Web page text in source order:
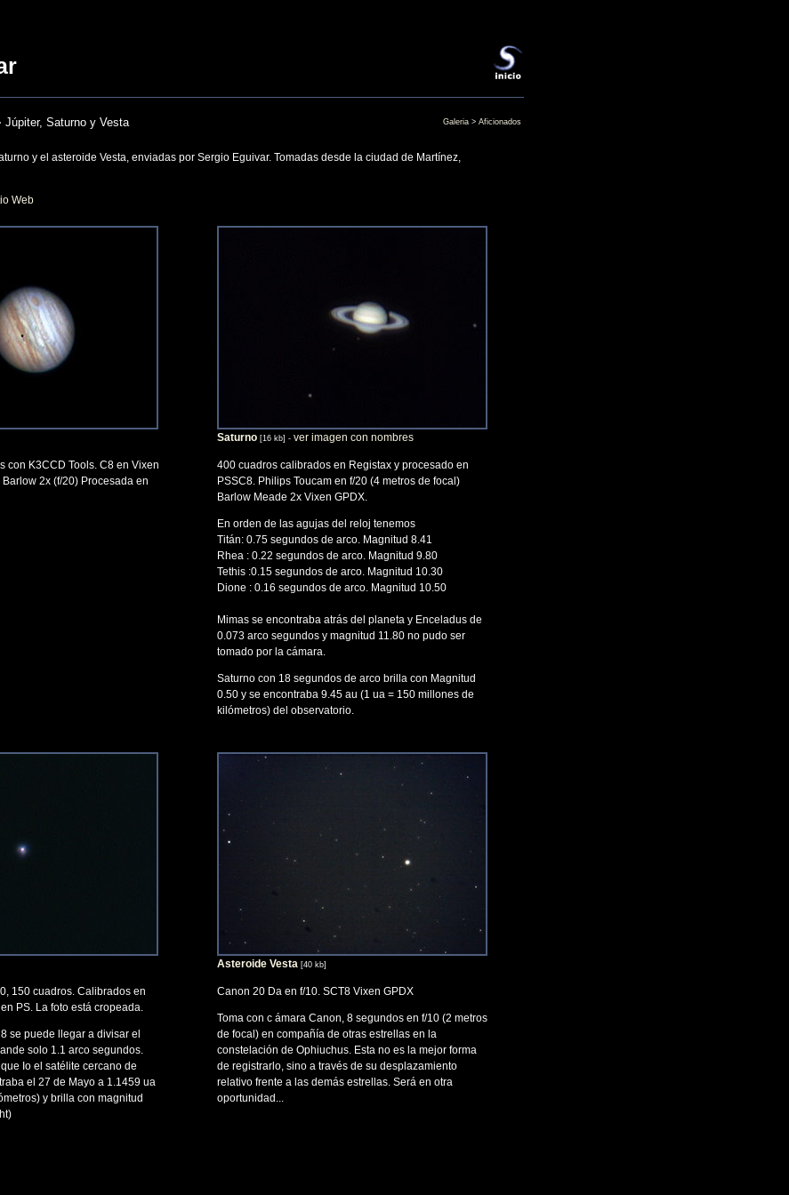
Júpiter, Saturno y Vesta Galeria> Aficionados
y el asteroide Vesta, enviadas por Sergio Eguivar. Tomadas desde la ciudad de Martínez,
Web
con K3CCD Tools. C8 en Vixen
2x (f/20) Procesada en
Saturno [16 kb] - ver imagen con nombres
400 cuadros calibrados en Registax y procesado en
PSSC8. Philips Toucam en f/20 (4 metros de focal)
Barlow Meade 2x Vixen GPDX.
En orden de las agujas del reloj tenemos
Titán: 0.75 segundos de arco. Magnitud 8.41
Rhea : 0.22 segundos de arco. Magnitud 9.80
Tethis :0.15 segundos de arco. Magnitud 10.30
Dione : 0.16 segundos de arco. Magnitud 10.50
Mimas se encontraba atrás del planeta y Enceladus de
0.073 arco segundos y magnitud 11.80 no pudo ser
tomado por la cámara.
Saturno con 18 segundos de arco brilla con Magnitud
0.50 y se encontraba 9.45 au (1 ua = 150 millones de
kilómetros) del observatorio.
150 cuadros. Calibrados en
PS. La foto está cropeada.
se puede llegar a divisar el
solo 1.1 arco segundos.
Io el satélite cercano de
el 27 de Mayo a 1.1459 ua
y brilla con magnitud
Asteroide Vesta [40 kb]
Canon 20 Da en f/10. SCT8 Vixen GPDX
Toma con c ámara Canon, 8 segundos en f/10 (2 metros
de focal) en compañía de otras estrellas en la
constelación de Ophiuchus. Esta no es la mejor forma
de registrarlo, sino a través de su desplazamiento
relativo frente a las demás estrellas. Será en otra
oportunidad...